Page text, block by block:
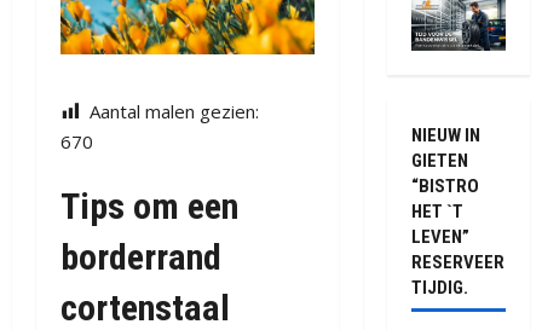
Aantal malen gezien:
670
Tips om een
borderrand
cortenstaal
NIEUW IN
GIETEN
“BISTRO
HET `T
LEVEN”
RESERVEER
TIJDIG.